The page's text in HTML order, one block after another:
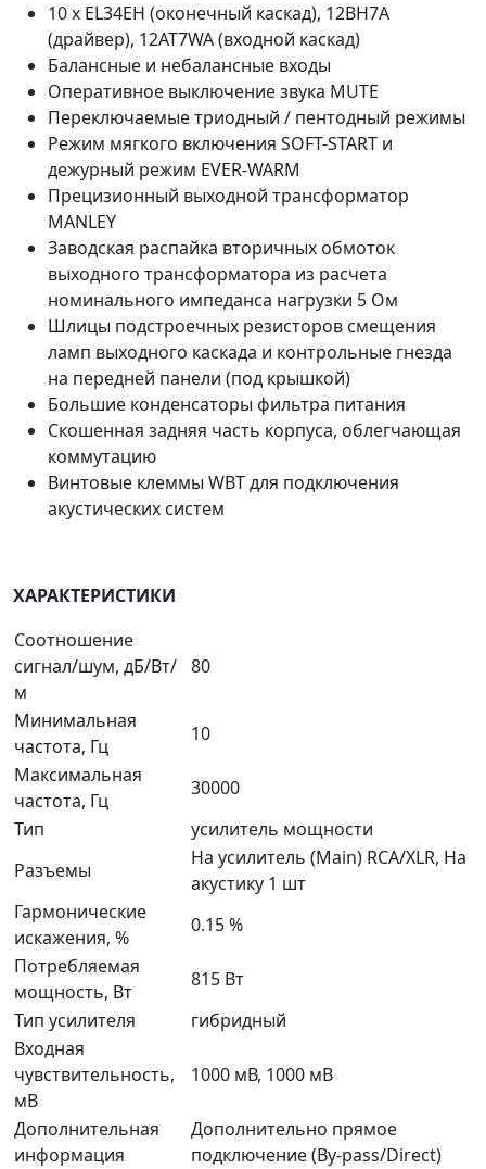
10 x EL34EH (оконечный каскад), 12BH7A
(драйвер), 12AT7WA (входной каскад)
Балансные и небалансные входы
Оперативное выключение звука MUTE
Переключаемые триодный / пентодный режимы
Режим мягкого включения SOFT-START и
дежурный режим EVER-WARM
Прецизионный выходной трансформатор
MANLEY
Заводская распайка вторичных обмоток
выходного трансформатора из расчета
номинального импеданса нагрузки 5 Ом
Шлицы подстроечных резисторов смещения
ламп выходного каскада и контрольные гнезда
на передней панели (под крышкой)
Большие конденсаторы фильтра питания
Скошенная задняя часть корпуса, облегчающая
коммутацию
Винтовые клеммы WBT для подключения
акустических систем
ХАРАКТЕРИСТИКИ
Соотношение
сигнал/шум, дБ/Вт/
м
80
Минимальная
частота, Гц
10
Максимальная
частота, Гц
30000
Тип
усилитель мощности
Разъемы
На усилитель (Main) RCA/XLR, На
акустику 1 шт
Гармонические
искажения, %
0.15 %
Потребляемая
мощность, Вт
815 Вт
Тип усилителя
гибридный
Входная
чувствительность,
мВ
1000 мВ, 1000 мВ
Дополнительная
информация
Дополнительно прямое
подключение (By-pass/Direct)